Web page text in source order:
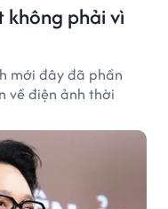
không phải vì
mới đây đã phần
về điện ảnh thời